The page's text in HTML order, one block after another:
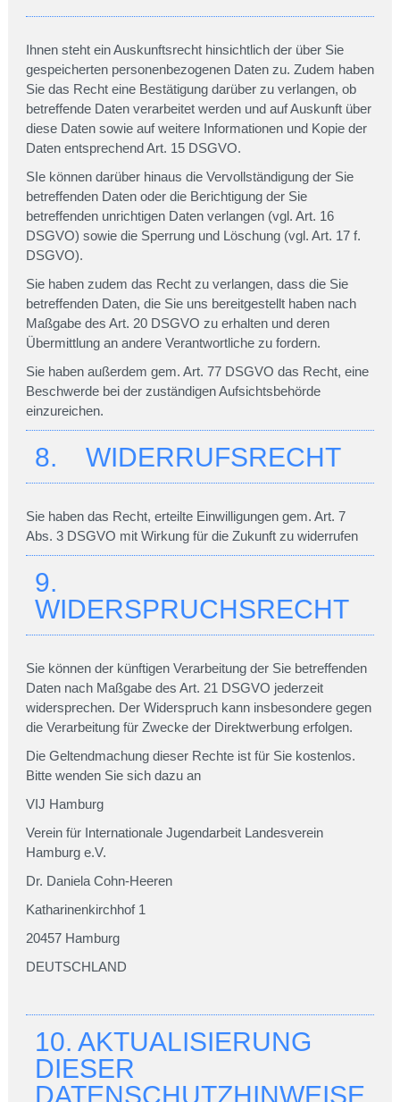
Ihnen steht ein Auskunftsrecht hinsichtlich der über Sie
gespeicherten personenbezogenen Daten zu. Zudem haben
Sie das Recht eine Bestätigung darüber zu verlangen, ob
betreffende Daten verarbeitet werden und auf Auskunft über
diese Daten sowie auf weitere Informationen und Kopie der
Daten entsprechend Art. 15 DSGVO.
SIe können darüber hinaus die Vervollständigung der Sie
betreffenden Daten oder die Berichtigung der Sie
betreffenden unrichtigen Daten verlangen (vgl. Art. 16
DSGVO) sowie die Sperrung und Löschung (vgl. Art. 17 f.
DSGVO).
Sie haben zudem das Recht zu verlangen, dass die Sie
betreffenden Daten, die Sie uns bereitgestellt haben nach
Maßgabe des Art. 20 DSGVO zu erhalten und deren
Übermittlung an andere Verantwortliche zu fordern.
Sie haben außerdem gem. Art. 77 DSGVO das Recht, eine
Beschwerde bei der zuständigen Aufsichtsbehörde
einzureichen.
8. WIDERRUFSRECHT
Sie haben das Recht, erteilte Einwilligungen gem. Art. 7
Abs. 3 DSGVO mit Wirkung für die Zukunft zu widerrufen
9.
WIDERSPRUCHSRECHT
Sie können der künftigen Verarbeitung der Sie betreffenden
Daten nach Maßgabe des Art. 21 DSGVO jederzeit
widersprechen. Der Widerspruch kann insbesondere gegen
die Verarbeitung für Zwecke der Direktwerbung erfolgen.
Die Geltendmachung dieser Rechte ist für Sie kostenlos.
Bitte wenden Sie sich dazu an
VIJ Hamburg
Verein für Internationale Jugendarbeit Landesverein
Hamburg e.V.
Dr. Daniela Cohn-Heeren
Katharinenkirchhof 1
20457 Hamburg
DEUTSCHLAND
10. AKTUALISIERUNG
DIESER
DATENSCHUTZHINWEISE